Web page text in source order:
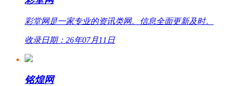
彩堂网是一家专业的资讯类网。信息全面更新及时。
收录日期：26年07月11日
铭煌网